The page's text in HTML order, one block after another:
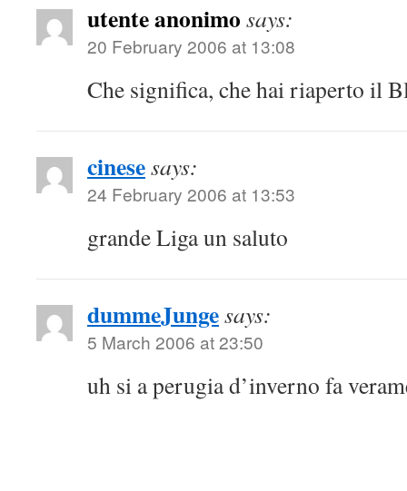
utente anonimo says:
20 February 2006 at 13:08
Che significa, che hai riaperto il
cinesesays:
24 February 2006 at 13:53
grande Liga un saluto
dummeJungesays:
5 March 2006 at 23:50
uh si a perugia d’inverno fa